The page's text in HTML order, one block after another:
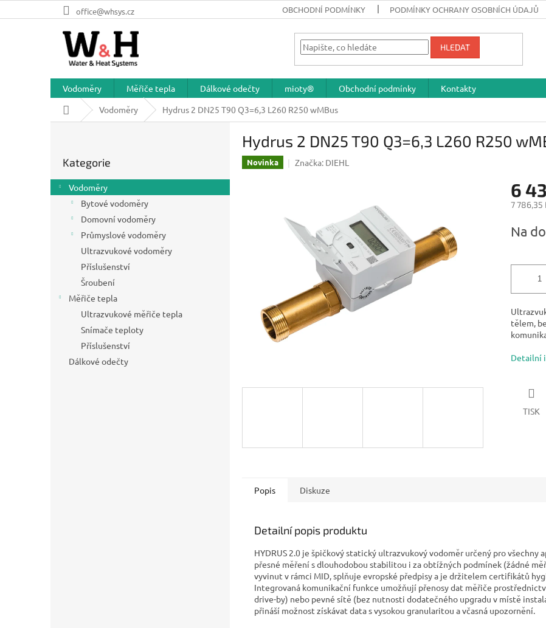
na
office@whsys.cz OBCHODNÍ PODMÍNKY PODMÍNKY OCHRANY OSOBNÍCH ÚDAJŮ
HLEDAT
Vodoměry Měřiče tepla Dálkové odečty mioty® Obchodní podmínky
Kontakty
Domů Vodoměry Hydrus 2 DN25 T90 Q3=6,3 L260 R250 wMBus
r
a
kategorie
Kategorie
Vodoměry
Bytové vodoměry
Domovní vodoměry
Průmyslové vodoměry
Ultrazvukové vodoměry
Příslušenství
Šroubení
Měřiče tepla
Ultrazvukové měřiče tepla
Snímače teploty
Příslušenství
Dálkové odečty
Hydrus 2 DN25 T90 Q3=6,3 L260 R250
Novinka Značka: DIEHL
6
7 786,35
cena:
Na
tělem,
Detailní
TISK
Popis Diskuze
Detailní popis produktu
HYDRUS 2.0 je špičkový statický ultrazvukový vodoměr určený pro
přesné měření s dlouhodobou stabilitou i za obtížných podmínek (žádné
vyvinut v rámci MID, splňuje evropské předpisy a je držitelem certifikátů
Integrovaná komunikační funkce umožňují přenosy dat měřiče
drive-by) nebo pevné sítě (bez nutnosti dodatečného upgradu v místě
přináší možnost získávat data s vysokou granularitou a včasná upozornění.